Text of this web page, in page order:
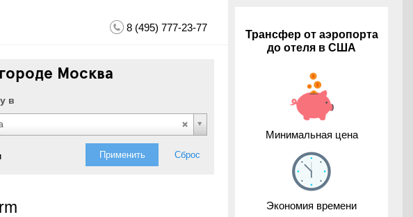
8 (495) 777-23-77
Москва
в
Применить Сброс
Трансфер от аэропорта
до отеля в США
Минимальная цена
Экономия времени